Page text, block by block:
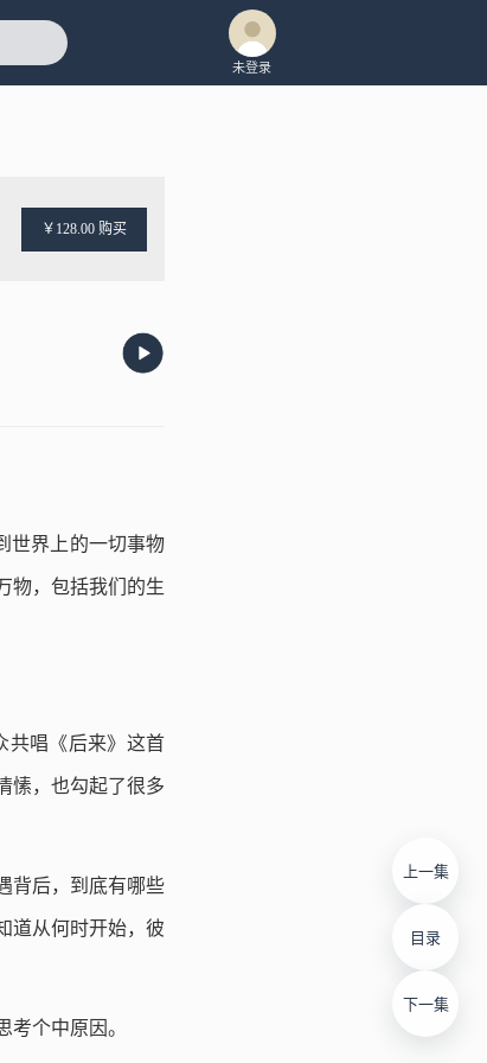
未登录
￥128.00 购买
上一集
目录
下一集
世界上的一切事物
物，包括我们的生
共唱《后来》这首
愫，也勾起了很多
背后，到底有哪些
道从何时开始，彼
个中原因。